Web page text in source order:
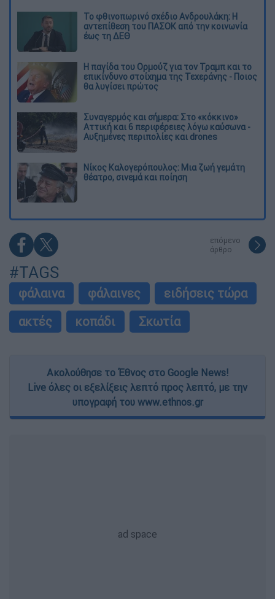
Το φθινοπωρινό σχέδιο Ανδρουλάκη: Η
αντεπίθεση του ΠΑΣΟΚ από την κοινωνία
έως τη ΔΕΘ
Η παγίδα του Ορμούζ για τον Τραμπ και το
επικίνδυνο στοίχημα της Τεχεράνης - Ποιος
θα λυγίσει πρώτος
Συναγερμός και σήμερα: Στο «κόκκινο»
Αττική και 6 περιφέρειες λόγω καύσωνα -
Αυξημένες περιπολίες και drones
Νίκος Καλογερόπουλος: Μια ζωή γεμάτη
θέατρο, σινεμά και ποίηση
επόμενο
άρθρο
#TAGS
φάλαινα φάλαινες
ειδήσεις τώρα
ακτές
κοπάδι Σκωτία
Ακολούθησε το Έθνος στο Google News!
Live όλες οι εξελίξεις λεπτό προς λεπτό, με την
υπογραφή του www.ethnos.gr